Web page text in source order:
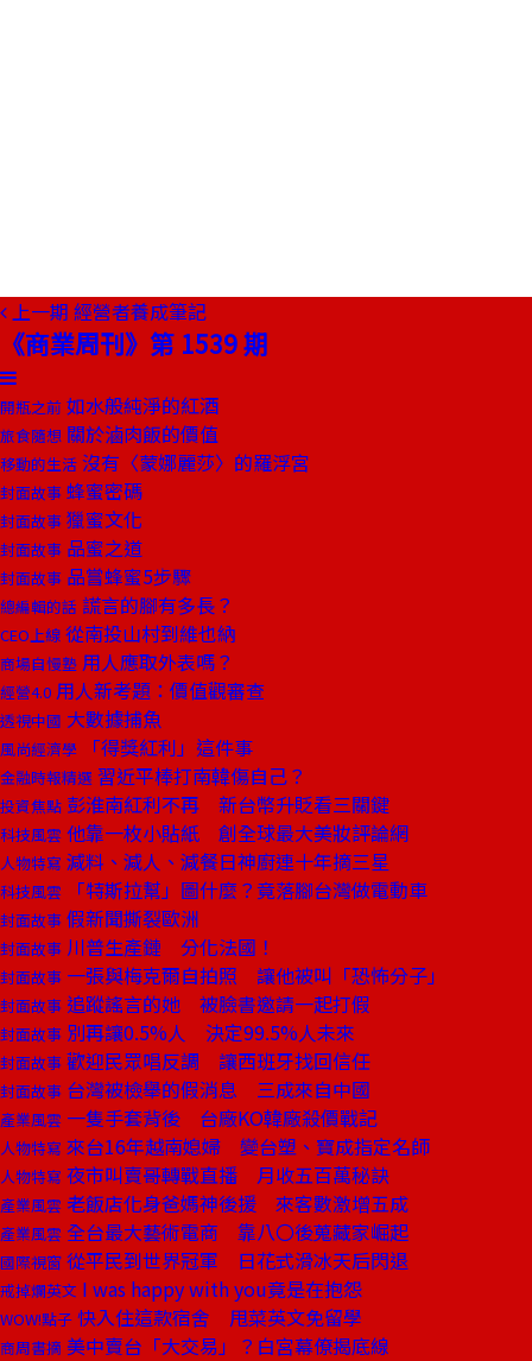
上一期 經營者養成筆記
《商業周刊》第 1539 期
開瓶之前 如水般純淨的紅酒
旅食隨想 關於滷肉飯的價值
移動的生活 沒有〈蒙娜麗莎〉的羅浮宮
封面故事 蜂蜜密碼
封面故事 獵蜜文化
封面故事 品蜜之道
封面故事 品嘗蜂蜜5步驟
總編輯的話 謊言的腳有多長？
CEO上線 從南投山村到維也納
商場自慢塾 用人應取外表嗎？
經營4.0 用人新考題：價值觀審查
透視中國 大數據捕魚
風尚經濟學 「得獎紅利」這件事
金融時報精選 習近平棒打南韓傷自己？
投資焦點 彭淮南紅利不再 新台幣升貶看三關鍵
科技風雲 他靠一枚小貼紙 創全球最大美妝評論網
人物特寫 減料、減人、減餐日神廚連十年摘三星
科技風雲 「特斯拉幫」圖什麼？竟落腳台灣做電動車
封面故事 假新聞撕裂歐洲
封面故事 川普生產鏈 分化法國！
封面故事 一張與梅克爾自拍照 讓他被叫「恐怖分子」
封面故事 追蹤謠言的她 被臉書邀請一起打假
封面故事 別再讓0.5%人 決定99.5%人未來
封面故事 歡迎民眾唱反調 讓西班牙找回信任
封面故事 台灣被檢舉的假消息 三成來自中國
產業風雲 一隻手套背後 台廠KO韓廠殺價戰記
人物特寫 來台16年越南媳婦 變台塑、寶成指定名師
人物特寫 夜市叫賣哥轉戰直播 月收五百萬秘訣
產業風雲 老飯店化身爸媽神後援 來客數激增五成
產業風雲 全台最大藝術電商 靠八〇後蒐藏家崛起
國際視窗 從平民到世界冠軍 日花式滑冰天后閃退
戒掉爛英文 I was happy with you竟是在抱怨
WOW!點子 快入住這款宿舍 甩菜英文免留學
商周書摘 美中賣台「大交易」？白宮幕僚揭底線